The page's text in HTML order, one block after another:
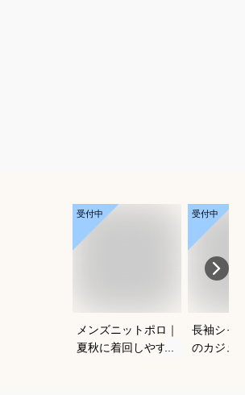
受付中
メンズニットポロ｜
夏秋に着回しやすい
受付中
長袖シャ
のカジュ